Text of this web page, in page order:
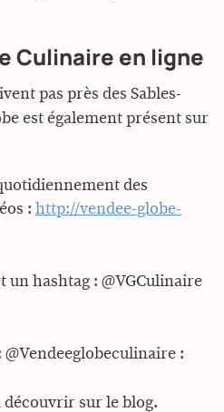
Culinaire en ligne
pas près des Sables-
est également présent sur
des
: http://vendee-globe-
hashtag : @VGCulinaire
@Vendeeglobeculinaire :
découvrir sur le blog.